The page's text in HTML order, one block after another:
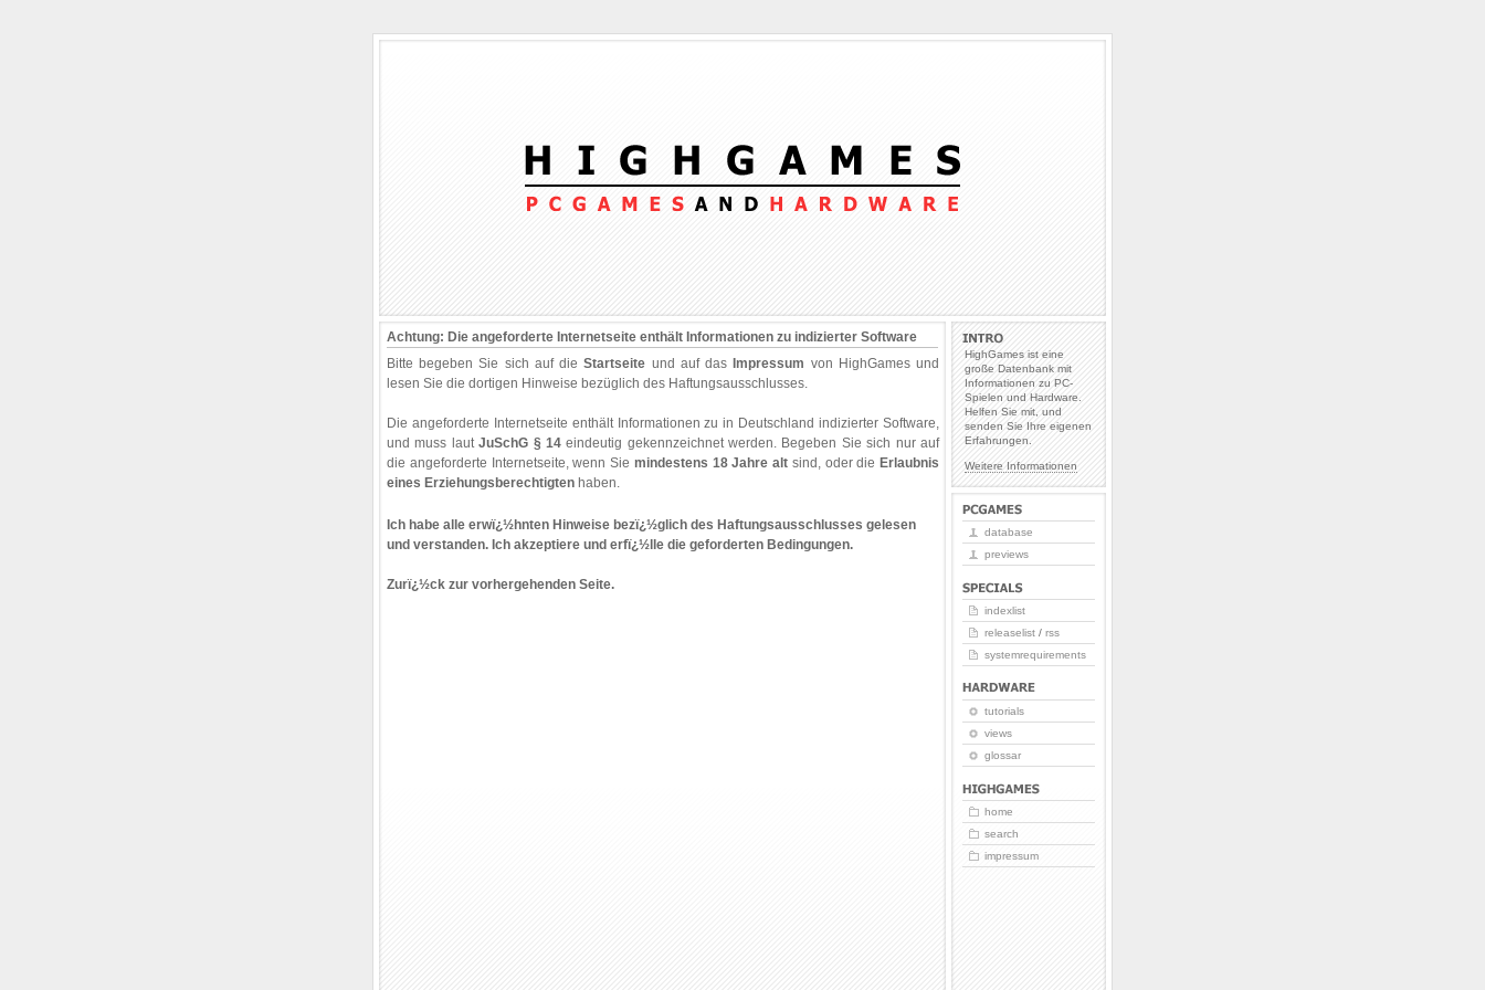
HighGames ist eine
große Datenbank mit
Informationen zu PC-
Spielen und Hardware.
Helfen Sie mit, und
senden Sie Ihre eigenen
Erfahrungen.
Weitere Informationen
Achtung: Die angeforderte Internetseite enthält Informationen zu indizierter Software
Bitte begeben Sie sich auf dieStartseite und auf das Impressum von HighGames und
lesen Sie die dortigen Hinweise bezüglich des Haftungsausschlusses.
Die angeforderte Internetseite enthält Informationen zu in Deutschland indizierter Software,
und muss lautJuSchG § 14eindeutig gekennzeichnet werden. Begeben Sie sich nur auf
die angeforderte Internetseite, wenn Sie mindestens 18 Jahre alt sind, oder die Erlaubnis
eines Erziehungsberechtigten haben.
Ich habe alle erwï¿½hnten Hinweise bezï¿½glich des Haftungsausschlusses gelesen
und verstanden. Ich akzeptiere und erfï¿½lle die geforderten Bedingungen.
Zurï¿½ck zur vorhergehenden Seite.
database
previews
indexlist
releaselist / rss
systemrequirements
tutorials
views
glossar
home
search
impressum